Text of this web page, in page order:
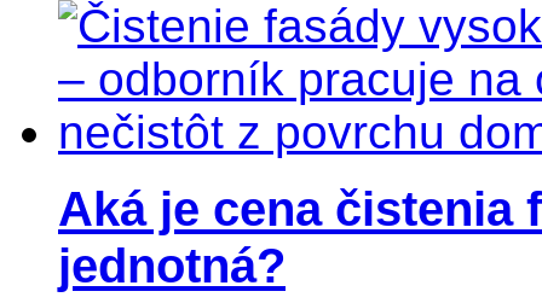
Aká je cena čistenia
jednotná?